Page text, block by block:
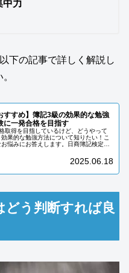
中力
下の記事で詳しく解説し
すすめ】簿記3級の効果的な勉強
に一発合格を目指す
取得を目指しているけど、どうやって
果的な勉強方法について知りたい！こ
悩みにお答えします。日商簿記検定3
2025.06.18
どう判断すれば良